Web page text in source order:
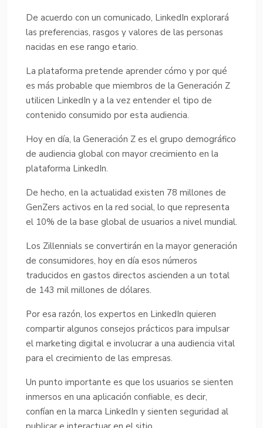
De acuerdo con un comunicado, LinkedIn explorará
las preferencias, rasgos y valores de las personas
nacidas en ese rango etario.
La plataforma pretende aprender cómo y por qué
es más probable que miembros de la Generación Z
utilicen LinkedIn y a la vez entender el tipo de
contenido consumido por esta audiencia.
Hoy en día, la Generación Z es el grupo demográfico
de audiencia global con mayor crecimiento en la
plataforma LinkedIn.
De hecho, en la actualidad existen 78 millones de
GenZers activos en la red social, lo que representa
el 10% de la base global de usuarios a nivel mundial.
Los Zillennials se convertirán en la mayor generación
de consumidores, hoy en día esos números
traducidos en gastos directos ascienden a un total
de 143 mil millones de dólares.
Por esa razón, los expertos en LinkedIn quieren
compartir algunos consejos prácticos para impulsar
el marketing digital e involucrar a una audiencia vital
para el crecimiento de las empresas.
Un punto importante es que los usuarios se sienten
inmersos en una aplicación confiable, es decir,
confían en la marca LinkedIn y sienten seguridad al